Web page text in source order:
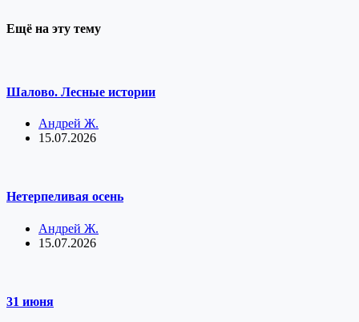
Ещё на эту тему
Шалово. Лесные истории
Андрей Ж.
15.07.2026
Нетерпеливая осень
Андрей Ж.
15.07.2026
31 июня